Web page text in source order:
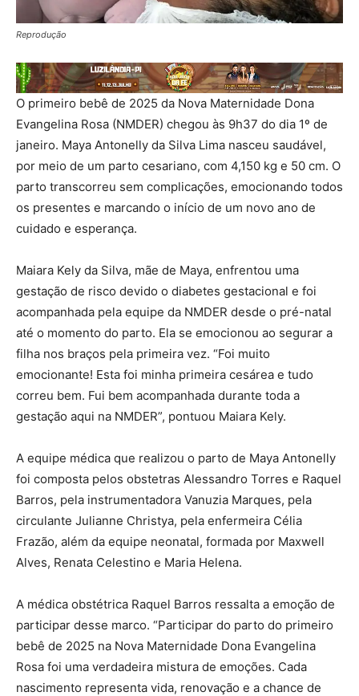
Reprodução
O primeiro bebê de 2025 da Nova Maternidade Dona
Evangelina Rosa (NMDER) chegou às 9h37 do dia 1º de
janeiro. Maya Antonelly da Silva Lima nasceu saudável,
por meio de um parto cesariano, com 4,150 kg e 50 cm. O
parto transcorreu sem complicações, emocionando todos
os presentes e marcando o início de um novo ano de
cuidado e esperança.
Maiara Kely da Silva, mãe de Maya, enfrentou uma
gestação de risco devido o diabetes gestacional e foi
acompanhada pela equipe da NMDER desde o pré-natal
até o momento do parto. Ela se emocionou ao segurar a
filha nos braços pela primeira vez. “Foi muito
emocionante! Esta foi minha primeira cesárea e tudo
correu bem. Fui bem acompanhada durante toda a
gestação aqui na NMDER”, pontuou Maiara Kely.
A equipe médica que realizou o parto de Maya Antonelly
foi composta pelos obstetras Alessandro Torres e Raquel
Barros, pela instrumentadora Vanuzia Marques, pela
circulante Julianne Christya, pela enfermeira Célia
Frazão, além da equipe neonatal, formada por Maxwell
Alves, Renata Celestino e Maria Helena.
A médica obstétrica Raquel Barros ressalta a emoção de
participar desse marco. “Participar do parto do primeiro
bebê de 2025 na Nova Maternidade Dona Evangelina
Rosa foi uma verdadeira mistura de emoções. Cada
nascimento representa vida, renovação e a chance de